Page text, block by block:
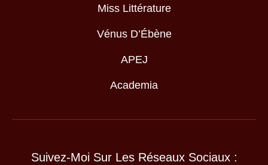
Miss Littérature
Vénus D’Ébène
APEJ
Academia
Suivez-Moi Sur Les Réseaux Sociaux :